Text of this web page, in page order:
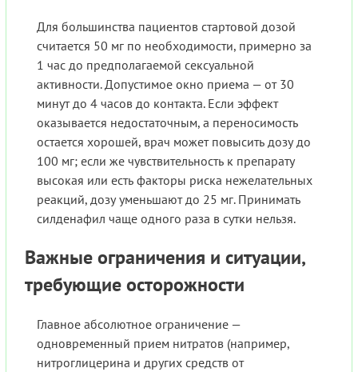
Для большинства пациентов стартовой дозой
считается 50 мг по необходимости, примерно за
1 час до предполагаемой сексуальной
активности. Допустимое окно приема — от 30
минут до 4 часов до контакта. Если эффект
оказывается недостаточным, а переносимость
остается хорошей, врач может повысить дозу до
100 мг; если же чувствительность к препарату
высокая или есть факторы риска нежелательных
реакций, дозу уменьшают до 25 мг. Принимать
силденафил чаще одного раза в сутки нельзя.
Важные ограничения и ситуации,
требующие осторожности
Главное абсолютное ограничение —
одновременный прием нитратов (например,
нитроглицерина и других средств от